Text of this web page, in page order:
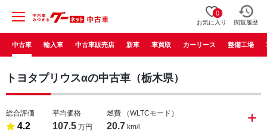
0
お気に入り 閲覧履歴
中古車 輸入車 中古車販売店 新車 車買取 カーリース 整備工場
トヨタプリウスαの中古車（栃木県）
総合評価
4.2
平均価格
107.5 万円
燃費 （WLTCモード）
20.7 km/l